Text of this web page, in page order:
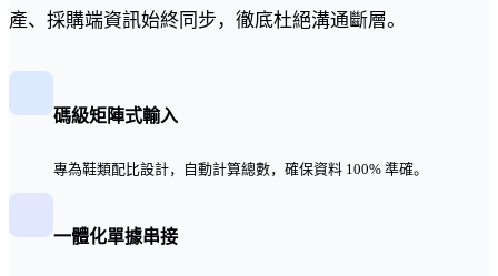
產、採購端資訊始終同步，徹底杜絕溝通斷層。
碼級矩陣式輸入
專為鞋類配比設計，自動計算總數，確保資料 100% 準確。
一體化單據串接